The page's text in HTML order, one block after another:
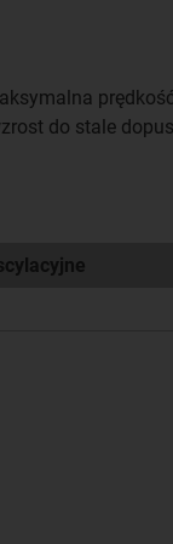
do stale